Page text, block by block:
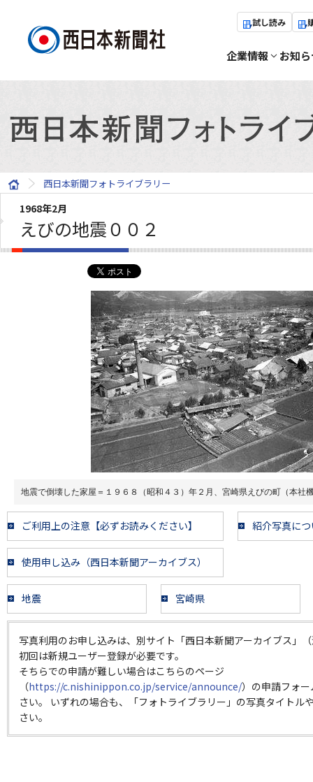
試し読み
企業情報 お知
西日本新聞フォトライブラリー
1968年2月
えびの地震００２
地震で倒壊した家屋＝１９６８（昭和４３）年２月、宮崎県えびの町（本社
ご利用上の注意【必ずお読みください】 紹介写真に
使用申し込み（西日本新聞アーカイブス）
地震 宮崎県
写真利用のお申し込みは、別サイト「西日本新聞アーカイブス」
初回は新規ユーザー登録が必要です。
そちらでの申請が難しい場合はこちらのページ
（https://c.nishinippon.co.jp/service/announce/）の申請フォ
さい。 いずれの場合も、「フォトライブラリー」の写真タイトル
さい。